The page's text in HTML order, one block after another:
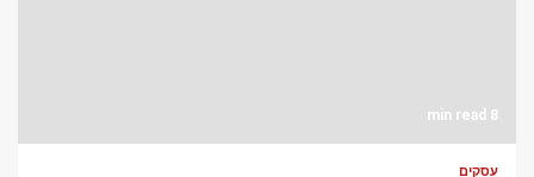
8 min read
עסקים